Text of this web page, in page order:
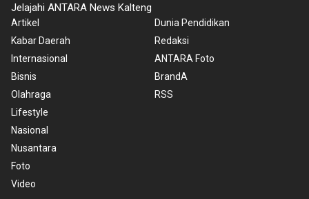
Jelajahi ANTARA News Kalteng
Artikel
Kabar Daerah
Internasional
Bisnis
Olahraga
Lifestyle
Nasional
Nusantara
Foto
Video
Dunia Pendidikan
Redaksi
ANTARA Foto
BrandA
RSS